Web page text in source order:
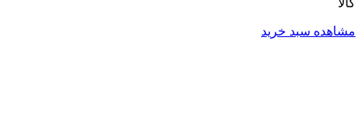
کالا
مشاهده سبد خرید